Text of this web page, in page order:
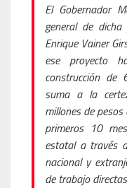
El Gobernador
general de
Enrique Vainer
ese proyecto
construcción de
suma a la
millones de
primeros 10
estatal a través
nacional y
de trabajo